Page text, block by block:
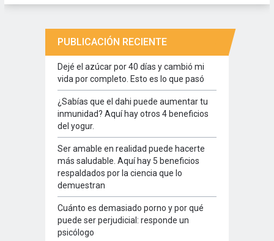
PUBLICACIÓN RECIENTE
Dejé el azúcar por 40 días y cambió mi
vida por completo. Esto es lo que pasó
¿Sabías que el dahi puede aumentar tu
inmunidad? Aquí hay otros 4 beneficios
del yogur.
Ser amable en realidad puede hacerte
más saludable. Aquí hay 5 beneficios
respaldados por la ciencia que lo
demuestran
Cuánto es demasiado porno y por qué
puede ser perjudicial: responde un
psicólogo